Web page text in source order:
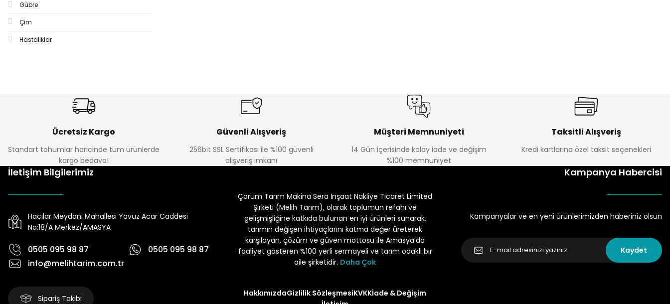
Gübre
Çim
Hastalıklar
Ücretsiz Kargo
Standart tohumlar haricinde tüm ürünlerde
kargo bedava!
Güvenli Alışveriş
256bit SSL Sertifikası ile %100 güvenli
alışveriş imkanı
Müşteri Memnuniyeti
14 Gün içerisinde kolay iade ve değişim
%100 memnuniyet
Taksitli Alışveriş
Kredi kartlarına özel taksit seçenekleri
İletişim Bilgilerimiz
Hacılar Meydanı Mahallesi Yavuz Acar Caddesi
No:18/A Merkez/AMASYA
0505 095 98 87
0505 095 98 87
info@melihtarim.com.tr
Sipariş Takibi
Çorum Tarım Makina Sera İnşaat Nakliye Ticaret Limited
Şirketi (Melih Tarım), olarak toplumun refahı ve
gelişmişliğine katkıda bulunan en iyi ürünleri sunarak,
tarımın değişen ihtiyaçlarını katma değer üreterek
karşılayan, çözüm ve güven mottosu ile Amasya’da
faaliyet gösteren %100 yerli sermayeli ve tarım odaklı bir
aile şirketidir. Daha Çok
HakkımızdaGizlilik SözleşmesiKVKKİade & Değişim
Kampanya Habercisi
Kampanyalar ve en yeni ürünlerimizden haberiniz olsun
Kaydet